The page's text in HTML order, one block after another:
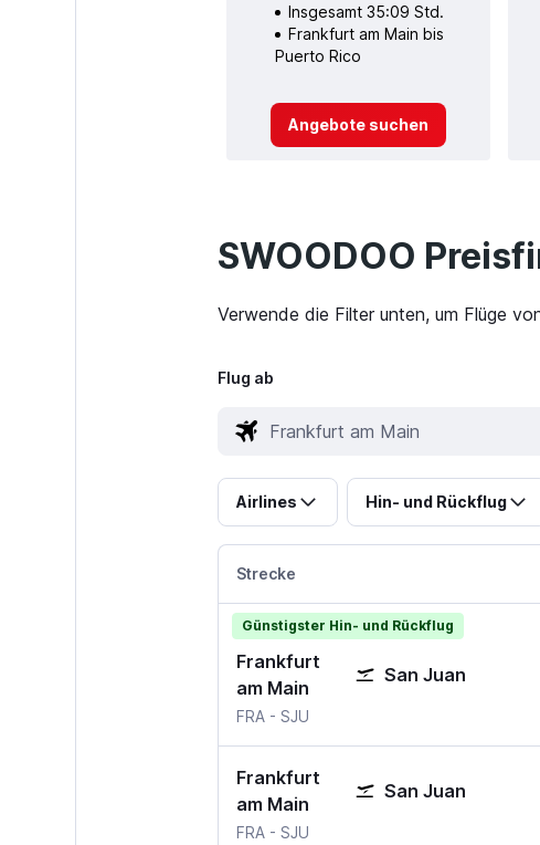
Insgesamt 35:09 Std.
Frankfurt am Main bis
Puerto Rico
Angebote suchen
SWOODOO
Verwende die Filter unten, um Flüge
Flug ab
Airlines Hin- und Rückflug
Strecke
Günstigster Hin- und Rückflug
Frankfurt
am Main
San Juan
FRA- SJU
Frankfurt
am Main
San Juan
FRA- SJU